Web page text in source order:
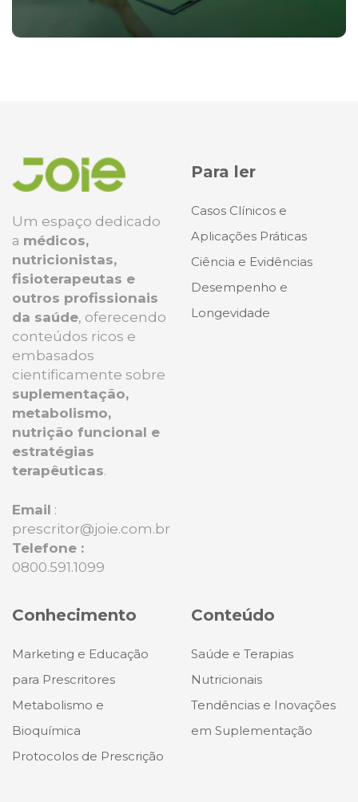
Um espaço dedicado
a médicos,
nutricionistas,
fisioterapeutas e
outros profissionais
da saúde, oferecendo
conteúdos ricos e
embasados
cientificamente sobre
suplementação,
metabolismo,
nutrição funcional e
estratégias
terapêuticas.
Email :
prescritor@joie.com.br
Telefone :
0800.591.1099
Para ler
Casos Clínicos e
Aplicações Práticas
Ciência e Evidências
Desempenho e
Longevidade
Conhecimento
Marketing e Educação
para Prescritores
Metabolismo e
Bioquímica
Protocolos de Prescrição
Conteúdo
Saúde e Terapias
Nutricionais
Tendências e Inovações
em Suplementação